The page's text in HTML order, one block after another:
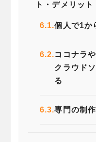
ト・デメリット
6.1.個人で1か
6.2.ココナラ
クラウド
る
6.3.専門の制